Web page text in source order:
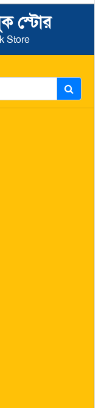
স্টোর
Store